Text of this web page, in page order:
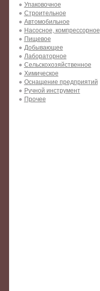
Упаковочное
Строительное
Автомобильное
Насосное, компрессорное
Пищевое
Добывающее
Лабораторное
Сельскохозяйственное
Химическое
Оснащение предприятий
Ручной инструмент
Прочее